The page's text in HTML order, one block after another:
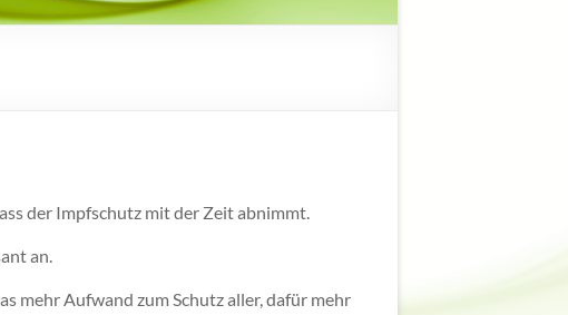
der Impfschutz mit der Zeit abnimmt.
an.
mehr Aufwand zum Schutz aller, dafür mehr